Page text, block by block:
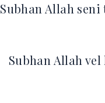
Subhan Allah
Subhan Allah